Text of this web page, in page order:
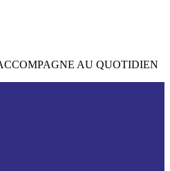
AU QUOTIDIEN